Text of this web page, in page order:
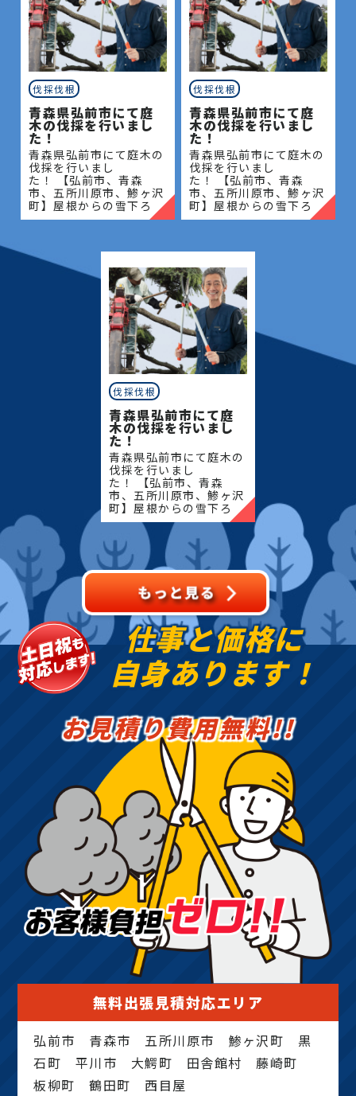
伐採伐根
青森県弘前市にて庭
木の伐採を行いまし
た！
青森県弘前市にて庭木の
伐採を行いまし
た！ 【弘前市、青森
市、五所川原市、鯵ヶ沢
町】屋根からの雪下ろ
し・除雪・排雪などの作
定・草刈りなどのお庭の
こと、造園・
伐採伐根
青森県弘前市にて庭
木の伐採を行いまし
た！
青森県弘前市にて庭木の
伐採を行いまし
た！ 【弘前市、青森
市、五所川原市、鯵ヶ沢
町】屋根からの雪下ろ
し・除雪・排雪などの作
定・草刈りなどのお庭の
こと、造園・
伐採伐根
青森県弘前市にて庭
木の伐採を行いまし
た！
青森県弘前市にて庭木の
伐採を行いまし
た！ 【弘前市、青森
市、五所川原市、鯵ヶ沢
町】屋根からの雪下ろ
し・除雪・排雪などの作
業もお任せください！地
域密着で伐採・抜根・剪
定・草刈りなどのお庭の
こと、造園・
仕事と価格に
自身あります！
お見積り費用無料!!
無料出張見積対応エリア
弘前市 青森市 五所川原市 鯵ヶ沢町 黒
石町 平川市 大鰐町 田舎館村 藤崎町
板柳町 鶴田町 西目屋